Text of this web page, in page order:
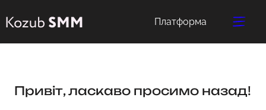
Платформа
Привіт, ласкаво просимо назад!